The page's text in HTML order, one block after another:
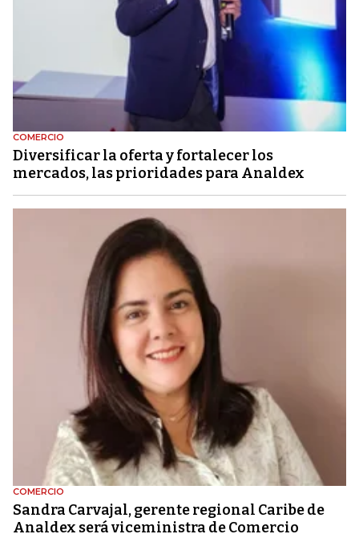
COMERCIO
Diversificar la oferta y fortalecer los
mercados, las prioridades para Analdex
COMERCIO
Sandra Carvajal, gerente regional Caribe de
Analdex será viceministra de Comercio